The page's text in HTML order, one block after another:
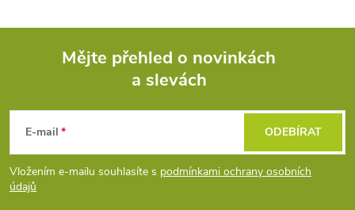
p
Mějte přehled o novinkách
a slevách
E-mail
Vložením e-mailu souhlasíte s podmínkami ochrany osobních
údajů
ODEBÍRAT